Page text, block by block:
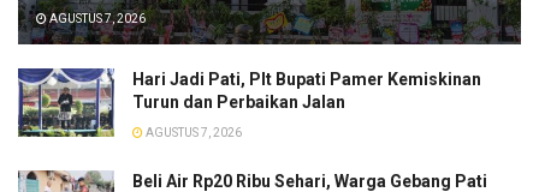
AGUSTUS 7, 2026
​Hari Jadi Pati, Plt Bupati Pamer Kemiskinan
Turun dan Perbaikan Jalan
AGUSTUS 7, 2026
Beli Air Rp20 Ribu Sehari, Warga Gebang Pati